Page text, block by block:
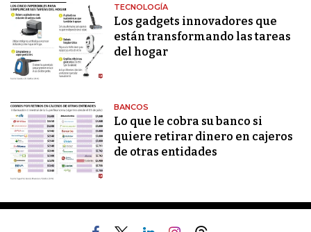
TECNOLOGÍA
Los gadgets innovadores que
están transformando las tareas
del hogar
BANCOS
Lo que le cobra su banco si
quiere retirar dinero en cajeros
de otras entidades